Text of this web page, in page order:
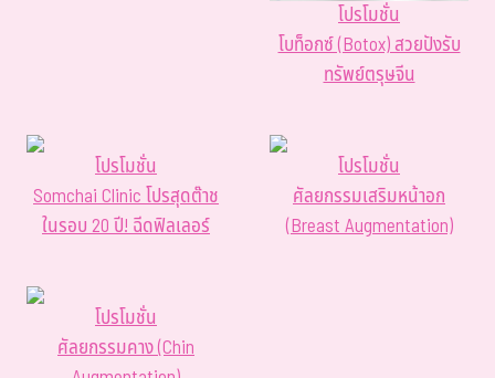
โปรโมชั่น
โบท็อกซ์ (Botox) สวยปังรับ
ทรัพย์ตรุษจีน
โปรโมชั่น
Somchai Clinic โปรสุดต๊าช
ในรอบ 20 ปี! ฉีดฟิลเลอร์
โปรโมชั่น
ศัลยกรรมเสริมหน้าอก
(Breast Augmentation)
โปรโมชั่น
ศัลยกรรมคาง (Chin